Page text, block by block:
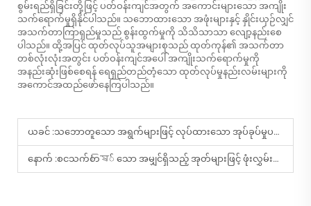
စွမ်းရည်ရှိခြင်းတို့ဖြင့် ပတ်ဝန်းကျင်အတွက် အကောင်းများသော အကျိုး
သက်ရောက်မှုရှိနိုင်ပါသည်။ သဘောထားသော အဖုံးများနှင့် နှိုင်းယှဉ်လျှင်
အသက်တာကြာရှည်မှုသည် စွန်းထွက်မှုကို သိသိသာသာ လျော့နည်းစေ
ပါသည်။ ထို့အပြင် ထုတ်လုပ်သူအများစုသည် ထုတ်ကုန်၏ အသက်တာ
တစ်လုံးလုံးအတွင်း ပတ်ဝန်းကျင်အပေါ် အကျိုးသက်ရောက်မှုကို
အနည်းဆုံးဖြစ်စေရန် ရေရှည်တည်တံ့သော ထုတ်လုပ်မှုနည်းလမ်းများကို
အကောင်အထည်ဖော်နေကြပါသည်။
ယခင် :သဘောတူသော အရွက်များဖြင့် လုပ်ထားသော အုပ်ခုပ်မှုပစ္စည်းများ၏ ပတ်ဝန်းကျင်ဆိုင်ရာ အကျိုးကျေးဇူးများနှင့် ဈေးကွက်လားလားမှုများ
နောက် :စငသက်တিষ် သော အမျှင်ရှိသည့် အုတ်များဖြင့် ဖုံးလွှမ်းထားသည့် အုတ်များနှင့် ရှေးရိုးစွဲ အုတ်များ၏ စွမ်းဆောင်ရည်နှိုင်းယှဉ်ခြင်း